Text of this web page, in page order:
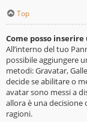
Top
Come posso
All’interno del tuo
possibile aggiungere
metodi: Gravatar,
decide se abilitare o
avatar sono messi a
allora è una decisione
ragioni.